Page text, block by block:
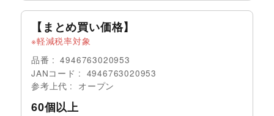
【まとめ買い価格】
軽減税率対象
品番
4946763020953
JANコード
4946763020953
参考上代
オープン
60個以上